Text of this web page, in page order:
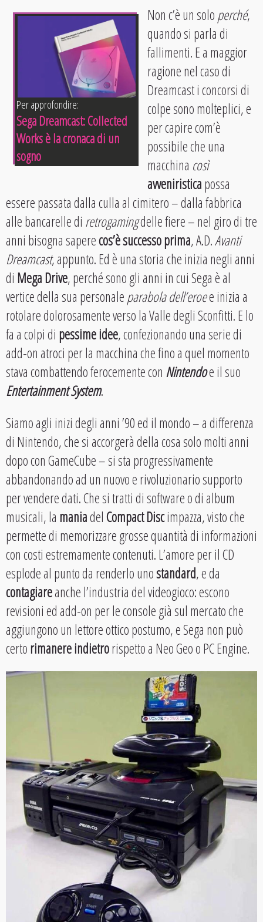
Per approfondire:
Sega Dreamcast: Collected
Works è la cronaca di un
sogno
Non c’è un soloperché,
quando si parla di
fallimenti. E a maggior
ragione nel caso di
Dreamcast i concorsi di
colpe sono molteplici, e
per capire com’è
possibile che una
macchina così
avveniristicapossa
essere passata dalla culla al cimitero – dalla fabbrica
alle bancarelle di retrogamingdelle fiere – nel giro di tre
anni bisogna saperecos’è successo prima, A.D.Avanti
Dreamcast, appunto. Ed è una storia che inizia negli anni
di Mega Drive, perché sono gli anni in cui Sega è al
vertice della sua personaleparabola dell’eroee inizia a
rotolare dolorosamente verso la Valle degli Sconfitti. E lo
fa a colpi di pessime idee, confezionando una serie di
add-on atroci per la macchina che fino a quel momento
stava combattendo ferocemente con Nintendoe il suo
Entertainment System.
Siamo agli inizi degli anni ’90 ed il mondo – a differenza
di Nintendo, che si accorgerà della cosa solo molti anni
dopo con GameCube – si sta progressivamente
abbandonando ad un nuovo e rivoluzionario supporto
per vendere dati. Che si tratti di software o di album
musicali, la maniadelCompact Discimpazza, visto che
permette di memorizzare grosse quantità di informazioni
con costi estremamente contenuti. L’amore per il CD
esplode al punto da renderlo unostandard, e da
contagiareanche l’industria del videogioco: escono
revisioni ed add-on per le console già sul mercato che
aggiungono un lettore ottico postumo, e Sega non può
certorimanere indietrorispetto a Neo Geo o PC Engine.